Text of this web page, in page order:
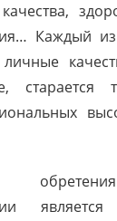
Каждый
личные
старается
является